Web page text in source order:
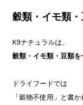
穀類・イモ類
K9ナチュラルは、
穀類・イモ類・豆類を
ドライフードでは
「穀物不使用」と書か